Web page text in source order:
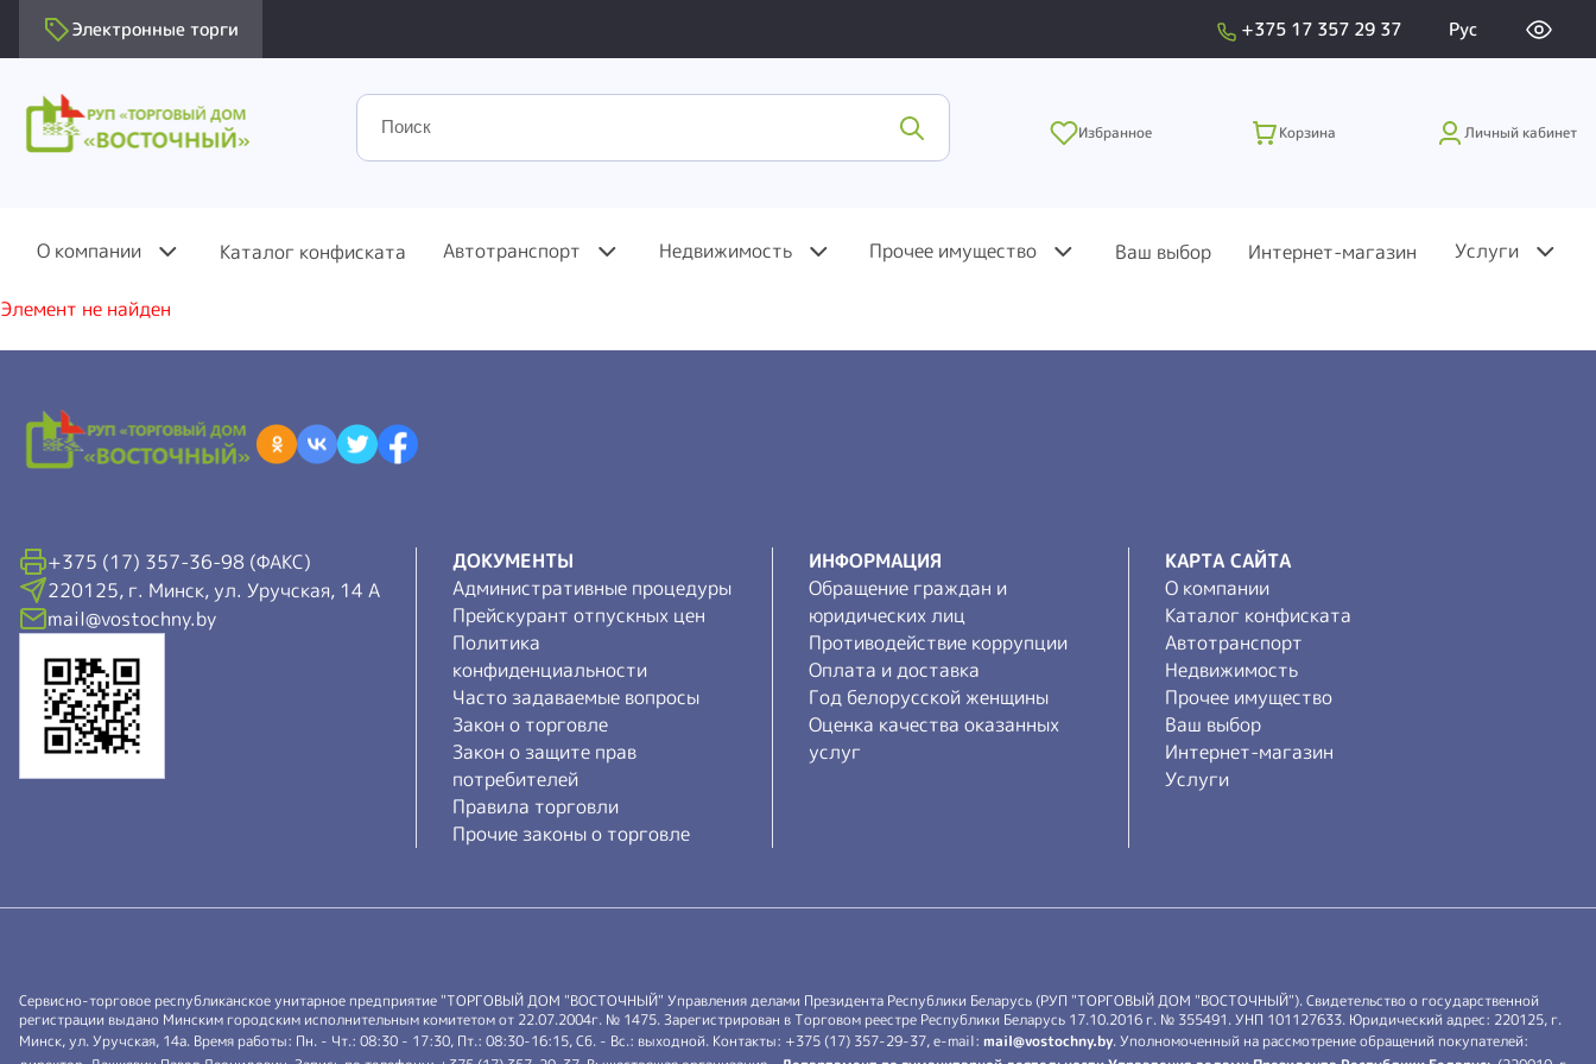
Электронные торги +375 17 357 29 37 Рус
Избранное Корзина Личный кабинет
О компании Каталог конфиската Автотранспорт Недвижимость Прочее имущество Ваш выбор Интернет-магазин Услуги
Элемент не найден
+375 (17) 357-36-98 (ФАКС)
220125, г. Минск, ул. Уручская, 14 А
mail@vostochny.by
ДОКУМЕНТЫ
Административные процедуры
Прейскурант отпускных цен
Политика
конфиденциальности
Часто задаваемые вопросы
Закон о торговле
Закон о защите прав
потребителей
Правила торговли
Прочие законы о торговле
ИНФОРМАЦИЯ
Обращение граждан и
юридических лиц
Противодействие коррупции
Оплата и доставка
Год белорусской женщины
Оценка качества оказанных
услуг
КАРТА САЙТА
О компании
Каталог конфиската
Автотранспорт
Недвижимость
Прочее имущество
Ваш выбор
Интернет-магазин
Услуги
Сервисно-торговое республиканское унитарное предприятие "ТОРГОВЫЙ ДОМ "ВОСТОЧНЫЙ" Управления делами Президента Республики Беларусь (РУП "ТОРГОВЫЙ ДОМ "ВОСТОЧНЫЙ"). Свидетельство о государственной
регистрации выдано Минским городским исполнительным комитетом от 22.07.2004г. № 1475. Зарегистрирован в Торговом реестре Республики Беларусь 17.10.2016 г. № 355491. УНП 101127633. Юридический адрес: 220125, г.
Минск, ул. Уручская, 14а. Время работы: Пн. - Чт.: 08:30 - 17:30, Пт.: 08:30-16:15, Сб. - Вс.: выходной. Контакты: +375 (17) 357-29-37, e-mail: mail@vostochny.by. Уполномоченный на рассмотрение обращений покупателей: